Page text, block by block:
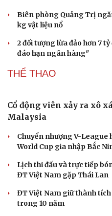
Khởi tố vợ chồng giám
người nước ngoài ở lại
nguyên liệu nhiều bất
trẻ nhỏ ở TP.HCM
Biên phòng Quảng Trị
2 đối tượng lừa đảo hơn 7
THỂ THAO